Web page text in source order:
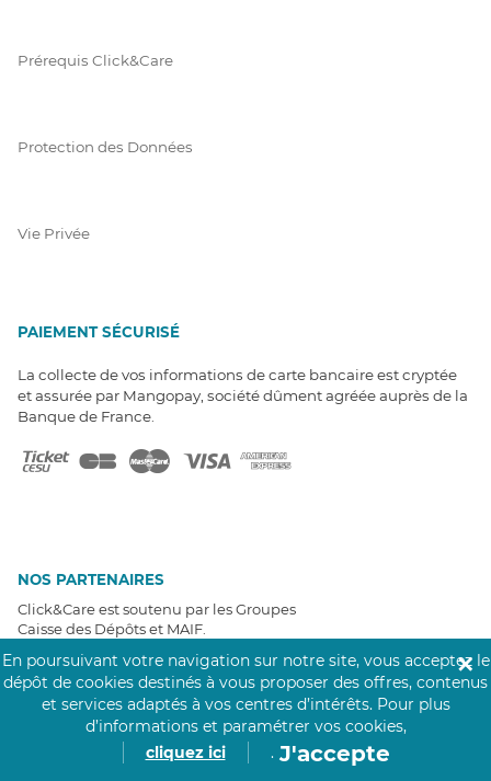
Prérequis Click&Care
Protection des Données
Vie Privée
PAIEMENT SÉCURISÉ
La collecte de vos informations de carte bancaire est cryptée
et assurée par Mangopay, société dûment agréée auprès de la
Banque de France.
NOS PARTENAIRES
Click&Care est soutenu par les Groupes
Caisse des Dépôts et MAIF.
EXPERTS À VOTRE ÉCOUTE
En poursuivant votre navigation sur notre site, vous acceptez le
dépôt de cookies destinés à vous proposer des offres, contenus
et services adaptés à vos centres d’intérêts. Pour plus
d’informations et paramétrer vos cookies,
cliquez ici
. J'accepte
✕